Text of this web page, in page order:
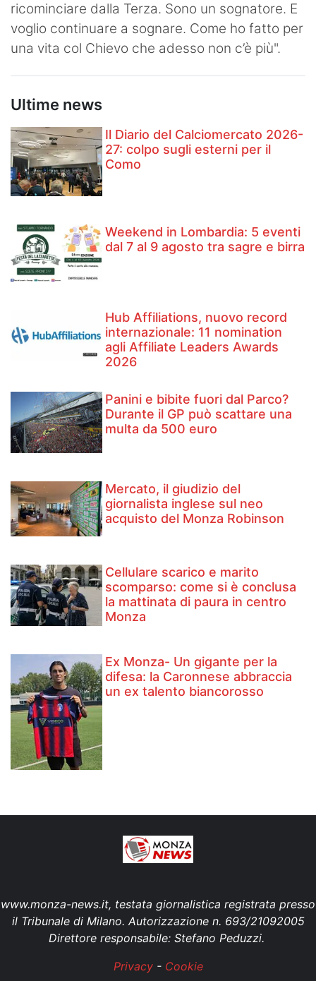
ricominciare dalla Terza. Sono un sognatore. E
voglio continuare a sognare. Come ho fatto per
una vita col Chievo che adesso non c’è più".
Ultime news
Il Diario del Calciomercato 2026-
27: colpo sugli esterni per il
Como
Weekend in Lombardia: 5 eventi
dal 7 al 9 agosto tra sagre e birra
Hub Affiliations, nuovo record
internazionale: 11 nomination
agli Affiliate Leaders Awards
2026
Panini e bibite fuori dal Parco?
Durante il GP può scattare una
multa da 500 euro
Mercato, il giudizio del
giornalista inglese sul neo
acquisto del Monza Robinson
Cellulare scarico e marito
scomparso: come si è conclusa
la mattinata di paura in centro
Monza
Ex Monza- Un gigante per la
difesa: la Caronnese abbraccia
un ex talento biancorosso
www.monza-news.it, testata giornalistica registrata presso
il Tribunale di Milano. Autorizzazione n. 693/21092005
Direttore responsabile: Stefano Peduzzi.
Privacy- Cookie